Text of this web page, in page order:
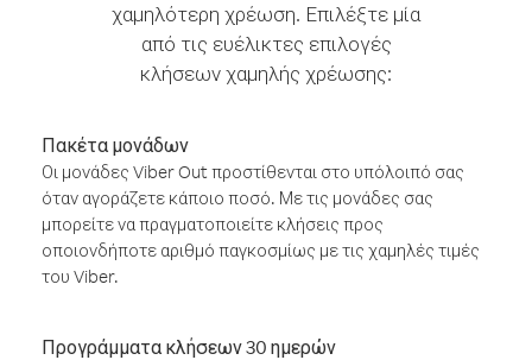
χαμηλότερη χρέωση. Επιλέξτε μία
από τις ευέλικτες επιλογές
κλήσεων χαμηλής χρέωσης:
Πακέτα μονάδων
Οι μονάδες Viber Out προστίθενται στο υπόλοιπό σας
όταν αγοράζετε κάποιο ποσό. Με τις μονάδες σας
μπορείτε να πραγματοποιείτε κλήσεις προς
οποιονδήποτε αριθμό παγκοσμίως με τις χαμηλές τιμές
του Viber.
Προγράμματα κλήσεων 30 ημερών